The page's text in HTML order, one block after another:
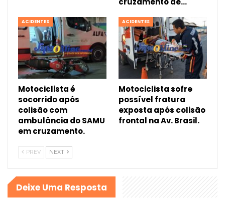
ACIDENTES
Motociclista é
socorrido após
colisão com
ambulância do SAMU
em cruzamento.
ACIDENTES
Motociclista sofre
possível fratura
exposta após colisão
frontal na Av. Brasil.
PREV NEXT
Deixe Uma Resposta